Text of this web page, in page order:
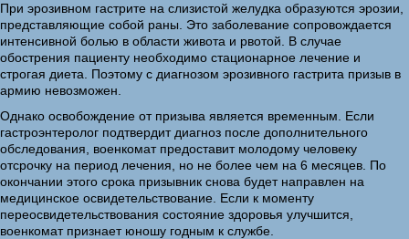
При эрозивном гастрите на слизистой желудка образуются эрозии,
представляющие собой раны. Это заболевание сопровождается
интенсивной болью в области живота и рвотой. В случае
обострения пациенту необходимо стационарное лечение и
строгая диета. Поэтому с диагнозом эрозивного гастрита призыв в
армию невозможен.
Однако освобождение от призыва является временным. Если
гастроэнтеролог подтвердит диагноз после дополнительного
обследования, военкомат предоставит молодому человеку
отсрочку на период лечения, но не более чем на 6 месяцев. По
окончании этого срока призывник снова будет направлен на
медицинское освидетельствование. Если к моменту
переосвидетельствования состояние здоровья улучшится,
военкомат признает юношу годным к службе.